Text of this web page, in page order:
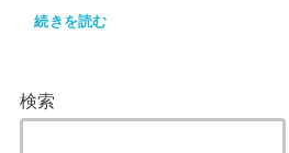
続きを読む
検索